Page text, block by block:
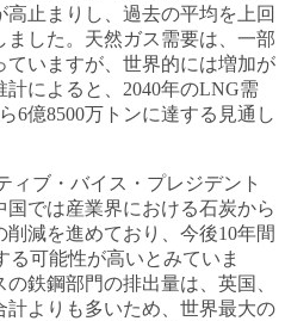
止まりし、過去の平均を上回
した。天然ガス需要は、一部
いますが、世界的には増加が
によると、2040年のLNG需
6億8500万トンに達する見通し
ィブ・バイス・プレジデント
では産業界における石炭から
減を進めており、今後10年間
可能性が高いとみていま
鉄鋼部門の排出量は、英国、
計よりも多いため、世界最大の